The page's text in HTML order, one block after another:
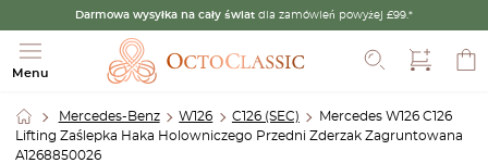
Darmowa wysyłka na cały świat dla zamówień powyżej £99.*
Menu
Szukaj
Mercedes-Benz W126 C126 (SEC)
Mercedes W126 C126
Lifting Zaślepka Haka Holowniczego Przedni Zderzak Zagruntowana
A1268850026